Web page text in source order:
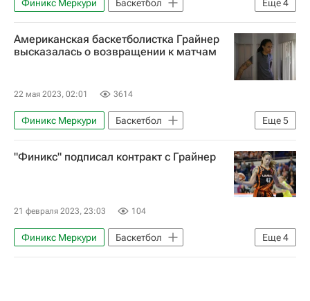
Еще4
Финикс Меркури
Баскетбол
Бриттни Грайнер
Виктор Бут
УГМК
Вокруг спорта
Американская баскетболистка Грайнер
высказалась о возвращении к матчам
22 мая 2023, 02:01 3614
Еще5
Финикс Меркури
Баскетбол
Вокруг спорта
Бриттни Грайнер
Виктор Бут
Лос-Анджелес Спаркс
"Финикс" подписал контракт с Грайнер
21 февраля 2023, 23:03 104
Еще4
Финикс Меркури
Баскетбол
Бриттни Грайнер
Спорт
УГМК